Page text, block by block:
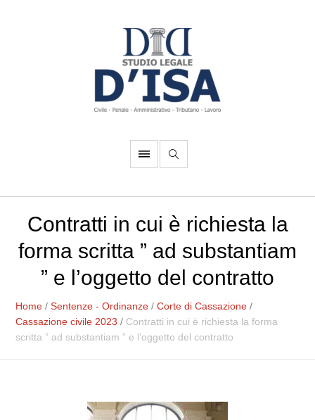
Contratti in cui è richiesta la
forma scritta ” ad substantiam
” e l’oggetto del contratto
Home /Sentenze - Ordinanze /Corte di Cassazione /
Cassazione civile 2023 / Contratti in cui è richiesta la forma
scritta ” ad substantiam ” e l’oggetto del contratto